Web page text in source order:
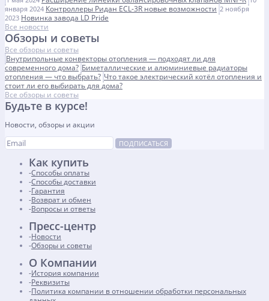
января 2024 Контроллеры Ридан ECL-3R новые возможности 2 ноября
2023 Новинка завода LD Pride
Все новости
Обзоры и советы
Все обзоры и советы
Внутрипольные конвекторы отопления — подходят ли для
современного дома? Биметаллические и алюминиевые радиаторы
отопления — что выбрать? Что такое электрический котёл отопления и
стоит ли его выбирать для дома?
Все обзоры и советы
Будьте в курсе!
Новости, обзоры и акции
ПОДПИСАТЬСЯ
Как купить
Способы оплаты
Способы доставки
Гарантия
Возврат и обмен
Вопросы и ответы
Пресс-центр
Новости
Обзоры и советы
О Компании
История компании
Реквизиты
Политика компании в отношении обработки персональных